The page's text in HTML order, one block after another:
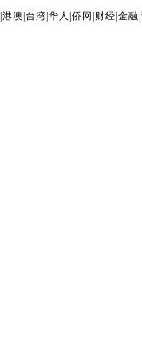
|港澳 台湾 |华人 |侨网 财经 |金融 |